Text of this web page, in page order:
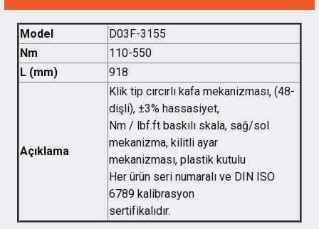
Model
D03F-3155
Nm
110-550
L (mm)
918
Açıklama
Klik tip cırcırlı kafa mekanizması, (48-
dişli), ±3% hassasiyet,
Nm / lbf.ft baskılı skala, sağ/sol
mekanizma, kilitli ayar
mekanizması, plastik kutulu
Her ürün seri numaralı ve DIN ISO
6789 kalibrasyon
sertifikalıdır.